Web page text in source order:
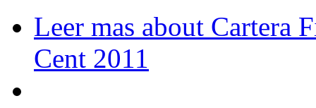
Leer mas about Cartera
Cent 2011